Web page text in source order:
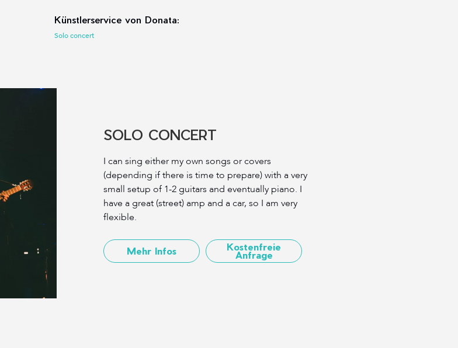
Künstlerservice von Donata:
Solo concert
SOLO CONCERT
I can sing either my own songs or covers
(depending if there is time to prepare) with a very
small setup of 1-2 guitars and eventually piano. I
have a great (street) amp and a car, so I am very
flexible.
Mehr Infos Kostenfreie
Anfrage